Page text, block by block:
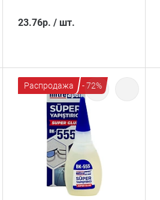
23.76р. / шт.
Распродажа - 72%